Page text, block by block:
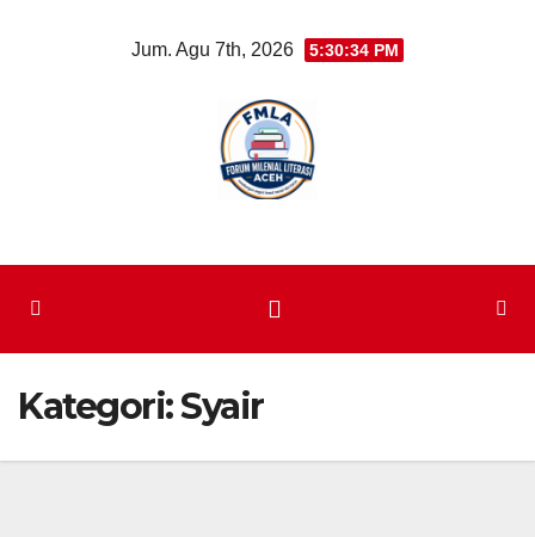
Jum. Agu 7th, 2026 5:30:36 PM
Kategori:Syair